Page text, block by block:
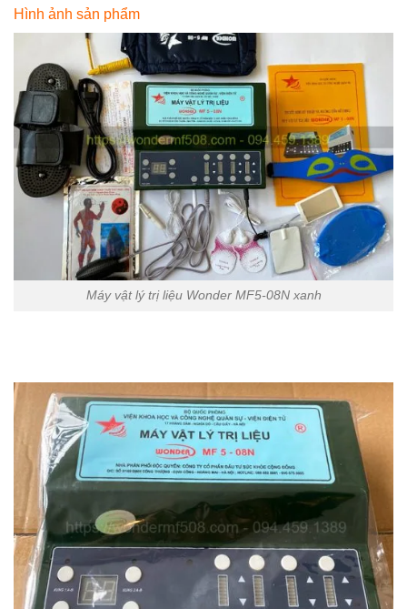
Hình ảnh sản phẩm
Máy vật lý trị liệu Wonder MF5-08N xanh